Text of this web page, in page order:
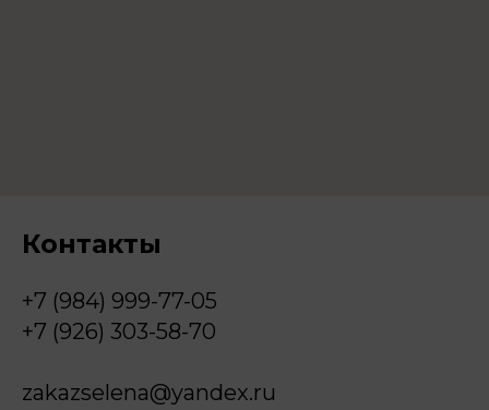
Контакты
+7 (984) 999-77-05
+7 (926) 303-58-70
zakazselena@yandex.ru